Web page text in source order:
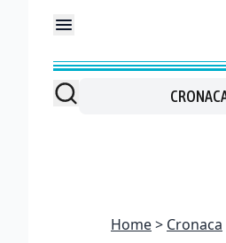
Home Cronaca